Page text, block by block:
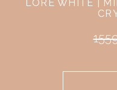
LORÉ WHITE |